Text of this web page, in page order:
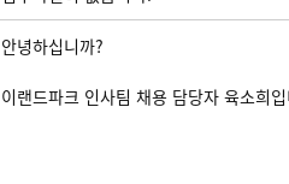
안녕하십니까?
이랜드파크 인사팀 채용 담당자 육소희